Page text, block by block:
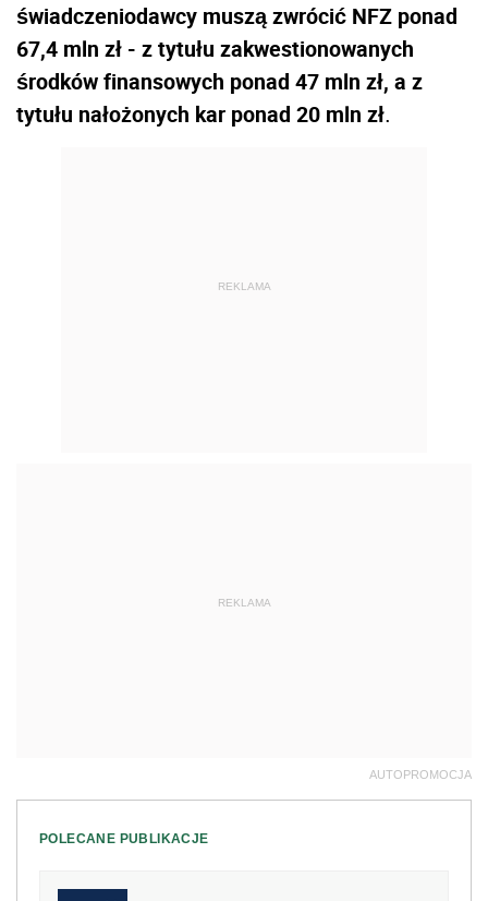
świadczeniodawcy muszą zwrócić NFZ ponad
67,4 mln zł - z tytułu zakwestionowanych
środków finansowych ponad 47 mln zł, a z
tytułu nałożonych kar ponad 20 mln zł.
REKLAMA
REKLAMA
AUTOPROMOCJA
POLECANE PUBLIKACJE